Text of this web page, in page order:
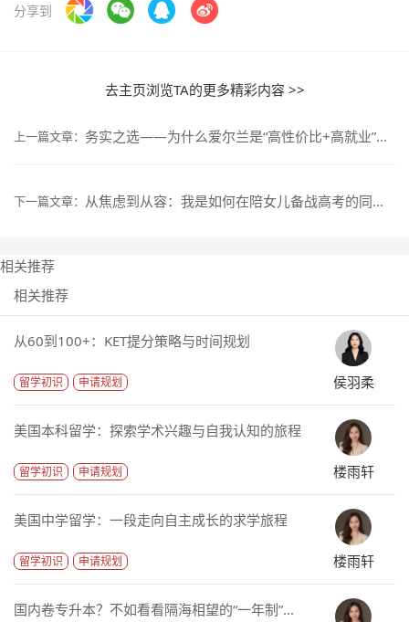
分享到
去主页浏览TA的更多精彩内容 >>
上一篇文章： 务实之选——为什么爱尔兰是“高性价比+高就业”的升学黑马？
下一篇文章： 从焦虑到从容：我是如何在陪女儿备战高考的同时，帮她拿下英国G5 Offer的？
相关推荐
相关推荐
从60到100+：KET提分策略与时间规划
留学初识 申请规划 侯羽柔
美国本科留学：探索学术兴趣与自我认知的旅程
留学初识 申请规划 楼雨轩
美国中学留学：一段走向自主成长的求学旅程
留学初识 申请规划 楼雨轩
国内卷专升本？不如看看隔海相望的“一年制”...